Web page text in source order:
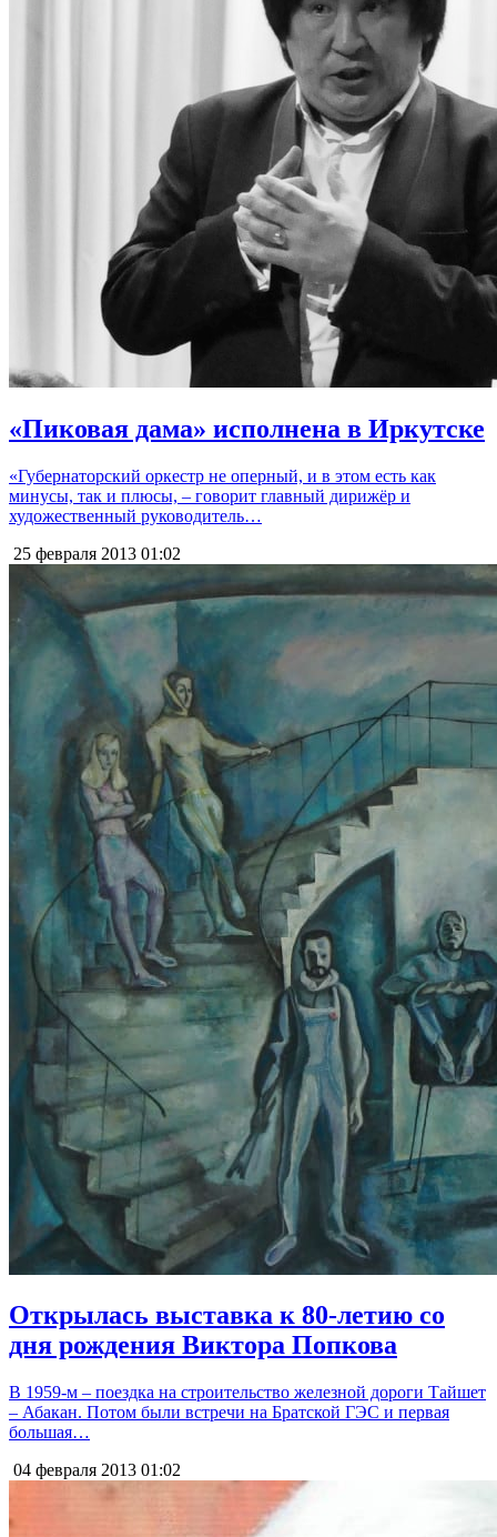
«Пиковая дама» исполнена в Иркутске
«Губернаторский оркестр не оперный, и в этом есть как
минусы, так и плюсы, – говорит главный дирижёр и
художественный руководитель…
25 февраля 2013 01:02
Открылась выставка к 80-летию со
дня рождения Виктора Попкова
В 1959-м – поездка на строительство железной дороги Тайшет
– Абакан. Потом были встречи на Братской ГЭС и первая
большая…
04 февраля 2013 01:02